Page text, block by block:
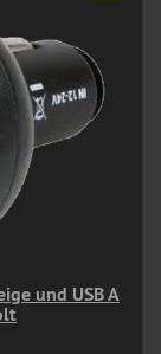
und USB A